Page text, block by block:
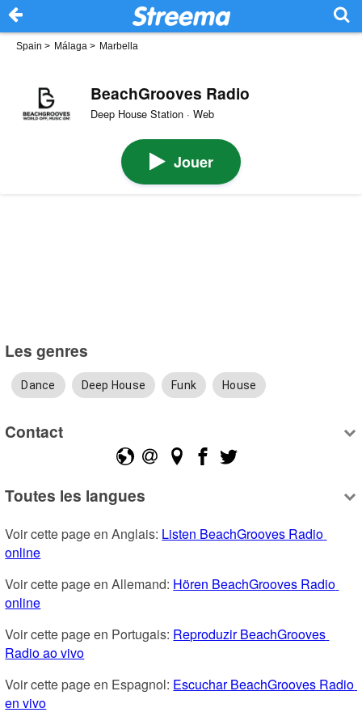
Spain > Málaga > Marbella
BeachGrooves Radio
Deep House Station · Web
Jouer
Les genres
Dance Deep House Funk House
Contact
Toutes les langues
Voir cette page en Anglais: Listen BeachGrooves Radio
online
Voir cette page en Allemand: Hören BeachGrooves Radio
online
Voir cette page en Portugais: Reproduzir BeachGrooves
Radio ao vivo
Voir cette page en Espagnol: Escuchar BeachGrooves Radio
en vivo